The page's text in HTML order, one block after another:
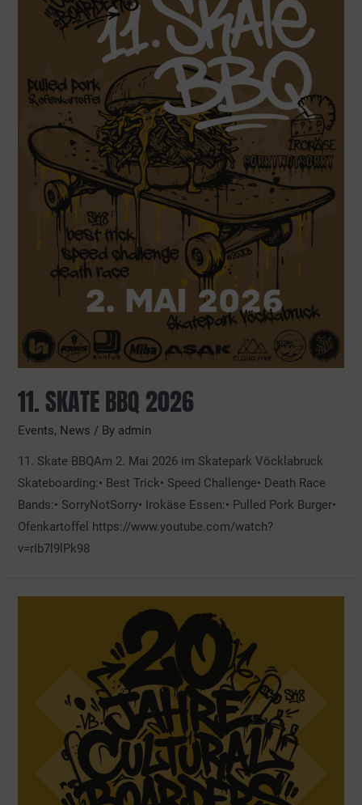
11. SKATE BBQ 2026
Events, News / By admin
11. Skate BBQAm 2. Mai 2026 im Skatepark Vöcklabruck
Skateboarding:• Best Trick• Speed Challenge• Death Race
Bands:• SorryNotSorry• Irokäse Essen:• Pulled Pork Burger•
Ofenkartoffel https://www.youtube.com/watch?
v=rIb7l9lPk98